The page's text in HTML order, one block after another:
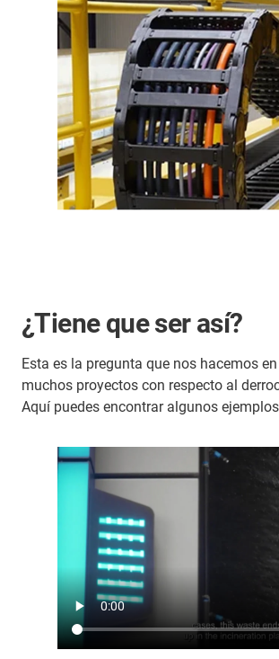
¿Tiene que ser así?
Esta es la pregunta que nos hacemos
muchos proyectos con respecto al
Aquí puedes encontrar algunos